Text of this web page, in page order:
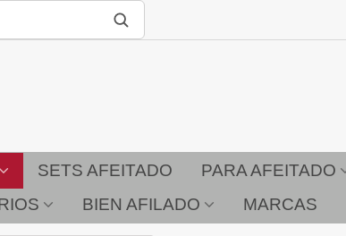
SETS AFEITADO PARA AFEITADO
BIEN AFILADO MARCAS